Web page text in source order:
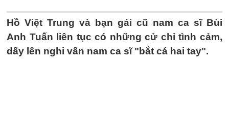
Hồ Việt Trung và bạn gái cũ nam ca sĩ Bùi
Anh Tuấn liên tục có những cử chỉ tình cảm,
dấy lên nghi vấn nam ca sĩ "bắt cá hai tay".